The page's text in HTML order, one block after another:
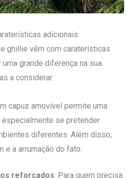
adicionais
ghillie vêm com caraterísticas
grande diferença na sua
a considerar:
capuz amovível permite uma
se pretender
diferentes. Além disso,
e a arrumação do fato.
reforçados: Para quem precisa